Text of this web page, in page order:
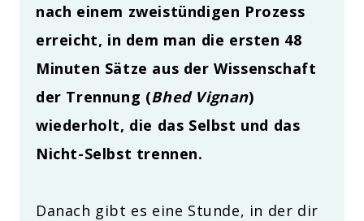
nach einem zweistündigen Prozess
erreicht, in dem man die ersten 48
Minuten Sätze aus der Wissenschaft
der Trennung (Bhed Vignan)
wiederholt, die das Selbst und das
Nicht-Selbst trennen.
Danach gibt es eine Stunde, in der dir